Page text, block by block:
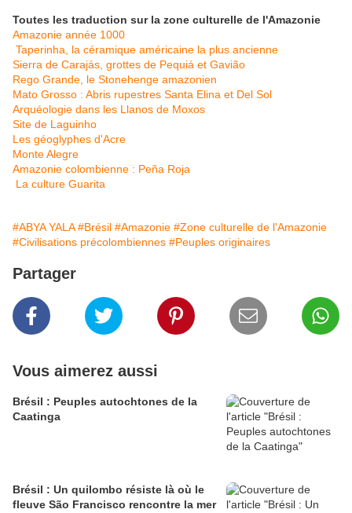
Toutes les traduction sur la zone culturelle de l'Amazonie
Amazonie année 1000
Taperinha, la céramique américaine la plus ancienne
Sierra de Carajás, grottes de Pequiá et Gavião
Rego Grande, le Stonehenge amazonien
Mato Grosso : Abris rupestres Santa Elina et Del Sol
Arquéologie dans les Llanos de Moxos
Site de Laguinho
Les géoglyphes d'Acre
Monte Alegre
Amazonie colombienne : Peña Roja
La culture Guarita
#ABYA YALA #Brésil #Amazonie #Zone culturelle de l'Amazonie
#Civilisations précolombiennes #Peuples originaires
Partager
Vous aimerez aussi
Brésil : Peuples autochtones de la
Caatinga
Brésil : Un quilombo résiste là où le
fleuve São Francisco rencontre la mer